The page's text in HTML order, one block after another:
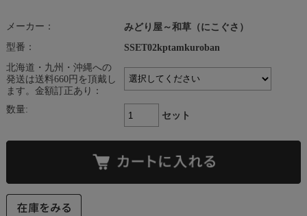
メーカー：
みどり屋～和草（にこぐさ）
型番：
SSET02kptamkuroban
北海道・九州・沖縄への
発送は送料660円を頂戴し
ます。金額訂正あり：
数量:
セット